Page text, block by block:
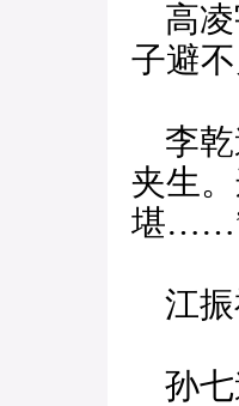
高凌
子避
李乾
夹生
堪
江振
孙七